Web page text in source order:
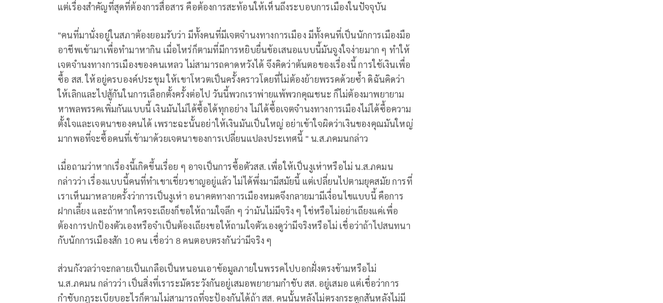
แต่เรื่องสำคัญที่สุดที่ต้องการสื่อสาร คือต้องการสะท้อนให้เห็นถึงระบอบการเมืองในปัจจุบัน
"คนที่มานั่งอยู่ในสภาต้องยอมรับว่า มีทั้งคนที่มีเจตจำนงทางการเมือง มีทั้งคนที่เป็นนักการเมืองมือ
อาชีพเข้ามาเพื่อทำมาหากิน เมื่อไหร่ก็ตามที่มีการหยิบยื่นข้อเสนอแบบนี้มันจูงใจง่ายมาก ๆ ทำให้
เจตจำนงทางการเมืองของคนเหลว ไม่สามารถคาดหวังได้ จึงคิดว่าต้นตอของเรื่องนี้ การใช้เงินเพื่อ
ซื้อ สส. ให้อยู่ครบองค์ประชุม ให้เขาโหวตเป็นครั้งคราวโดยที่ไม่ต้องย้ายพรรคด้วยซ้ำ ดิฉันคิดว่า
ให้เลิกและไปสู้กันในการเลือกตั้งครั้งต่อไป วันนี้พวกเราพ่ายแพ้พวกคุณชนะ ก็ไม่ต้องมาพยายาม
หาพลพรรคเพิ่มกันแบบนี้ เงินมันไม่ได้ซื้อได้ทุกอย่าง ไม่ได้ซื้อเจตจำนงทางการเมืองไม่ได้ซื้อความ
ตั้งใจและเจตนาของคนได้ เพราะฉะนั้นอย่าให้เงินมันเป็นใหญ่ อย่าเข้าใจผิดว่าเงินของคุณมันใหญ่
มากพอที่จะซื้อคนที่เข้ามาด้วยเจตนาของการเปลี่ยนแปลงประเทศนี้ " น.ส.ภคมนกล่าว
เมื่อถามว่าหากเรื่องนี้เกิดขึ้นเรื่อย ๆ อาจเป็นการซื้อตัวสส. เพื่อให้เป็นงูเห่าหรือไม่ น.ส.ภคมน
กล่าวว่า เรื่องแบบนี้คนที่ทำเขาเชี่ยวชาญอยู่แล้ว ไม่ได้พึ่งมามีสมัยนี้ แต่เปลี่ยนไปตามยุคสมัย การที่
เราเห็นมาหลายครั้งว่าการเป็นงูเห่า อนาคตทางการเมืองหมดจึงกลายมามีเงื่อนไขแบบนี้ คือการ
ฝากเลี้ยง และถ้าหากใครจะเถียงก็ขอให้ถามใจลึก ๆ ว่ามันไม่มีจริง ๆ ใช่หรือไม่อย่าเถียงแค่เพื่อ
ต้องการปกป้องตัวเองหรือจำเป็นต้องเถียงขอให้ถามใจตัวเองดูว่ามีจริงหรือไม่ เชื่อว่าถ้าไปสนทนา
กับนักการเมืองสัก 10 คน เชื่อว่า 8 คนตอบตรงกันว่ามีจริง ๆ
ส่วนกังวลว่าจะกลายเป็นเกลือเป็นหนอนเอาข้อมูลภายในพรรคไปบอกฝั่งตรงข้ามหรือไม่
น.ส.ภคมน กล่าวว่า เป็นสิ่งที่เราระมัดระวังกันอยู่เสมอพยายามกำชับ สส. อยู่เสมอ แต่เชื่อว่าการ
กำชับกฎระเบียบอะไรก็ตามไม่สามารถที่จะป้องกันได้ถ้า สส. คนนั้นหลังไม่ตรงกระดูกสันหลังไม่มี